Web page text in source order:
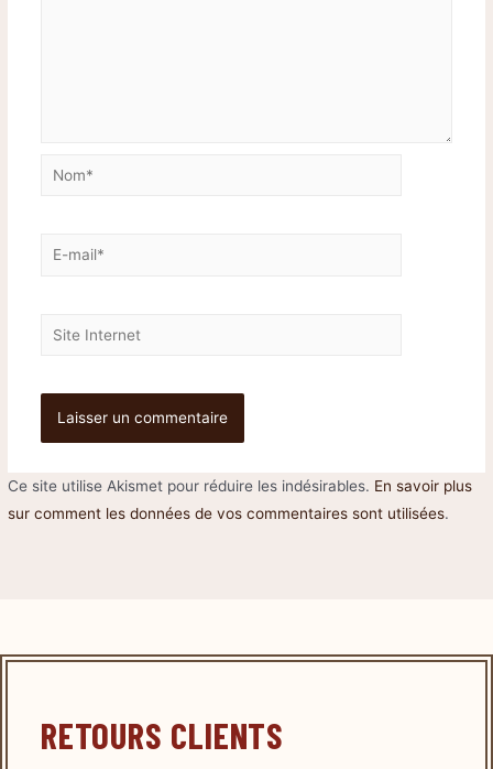
Ce site utilise Akismet pour réduire les indésirables. En savoir plus
sur comment les données de vos commentaires sont utilisées.
RETOURS CLIENTS